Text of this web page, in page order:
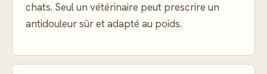
chats. Seul un vétérinaire peut prescrire un
antidouleur sûr et adapté au poids.